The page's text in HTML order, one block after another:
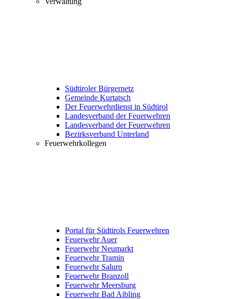
Südtiroler Bürgernetz
Gemeinde Kurtatsch
Der Feuerwehrdienst in Südtirol
Landesverband der Feuerwehren
Landesverband der Feuerwehren
Bezirksverband Unterland
Feuerwehrkollegen
Portal für Südtirols Feuerwehren
Feuerwehr Auer
Feuerwehr Neumarkt
Feuerwehr Tramin
Feuerwehr Salurn
Feuerwehr Branzoll
Feuerwehr Meersburg
Feuerwehr Bad Aibling